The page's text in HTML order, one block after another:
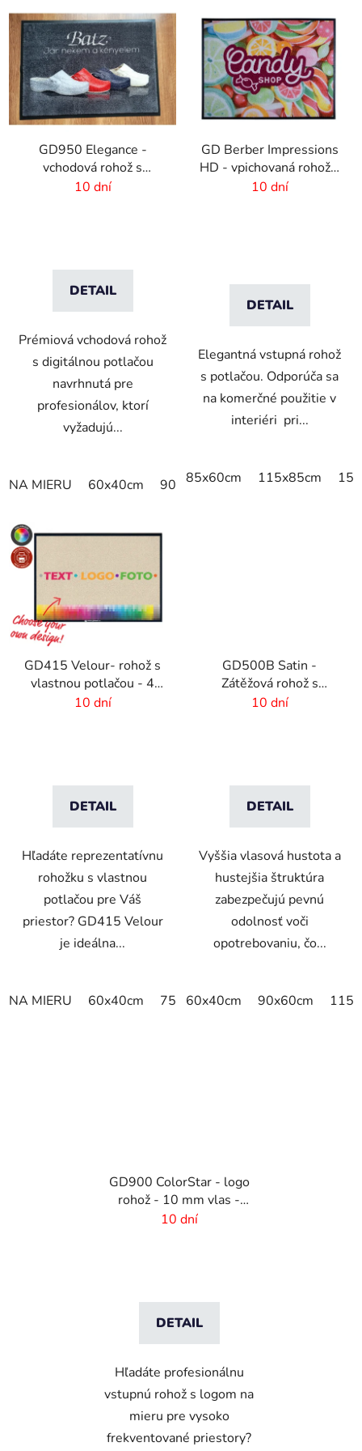
GD950 Elegance -
vchodová rohož s
digitálnou potlačou - 6
10 dní
DETAIL
Prémiová vchodová rohož
s digitálnou potlačou
navrhnutá pre
profesionálov, ktorí
vyžadujú...
NA MIERU 60x40cm 90x60cm 60cm x 80cm
GD Berber Impressions
HD - vpichovaná rohož s
logom
10 dní
DETAIL
Elegantná vstupná rohož
s potlačou. Odporúča sa
na komerčné použitie v
interiéri pri...
85x60cm 115x85cm
GD415 Velour- rohož s
vlastnou potlačou - 4
mm vlas
10 dní
DETAIL
Hľadáte reprezentatívnu
rohožku s vlastnou
potlačou pre Váš
priestor? GD415 Velour
je ideálna...
NA MIERU 60x40cm 75x50cm 75x60cm 85x60cm
GD500B Satin -
Zátěžová rohož s
digitálnou potlačou a
10 dní
DETAIL
Vyššia vlasová hustota a
hustejšia štruktúra
zabezpečujú pevnú
odolnosť voči
opotrebovaniu, čo...
60x40cm 90x60cm
GD900 ColorStar - logo
rohož - 10 mm vlas -
rozmer na mieru
10 dní
DETAIL
Hľadáte profesionálnu
vstupnú rohož s logom na
mieru pre vysoko
frekventované priestory?